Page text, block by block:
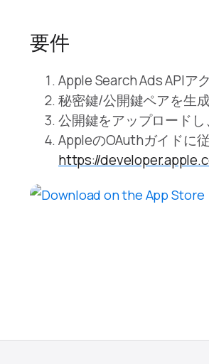
要件
Apple Search Ads APIア
秘密鍵/公開鍵ペアを生
公開鍵をアップロード
AppleのOAuthガイドに
https://